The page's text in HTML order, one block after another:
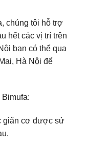
chúng tôi hỗ trợ
hết các vị trí trên
bạn có thể qua
Hà Nội để
giãn cơ được sử